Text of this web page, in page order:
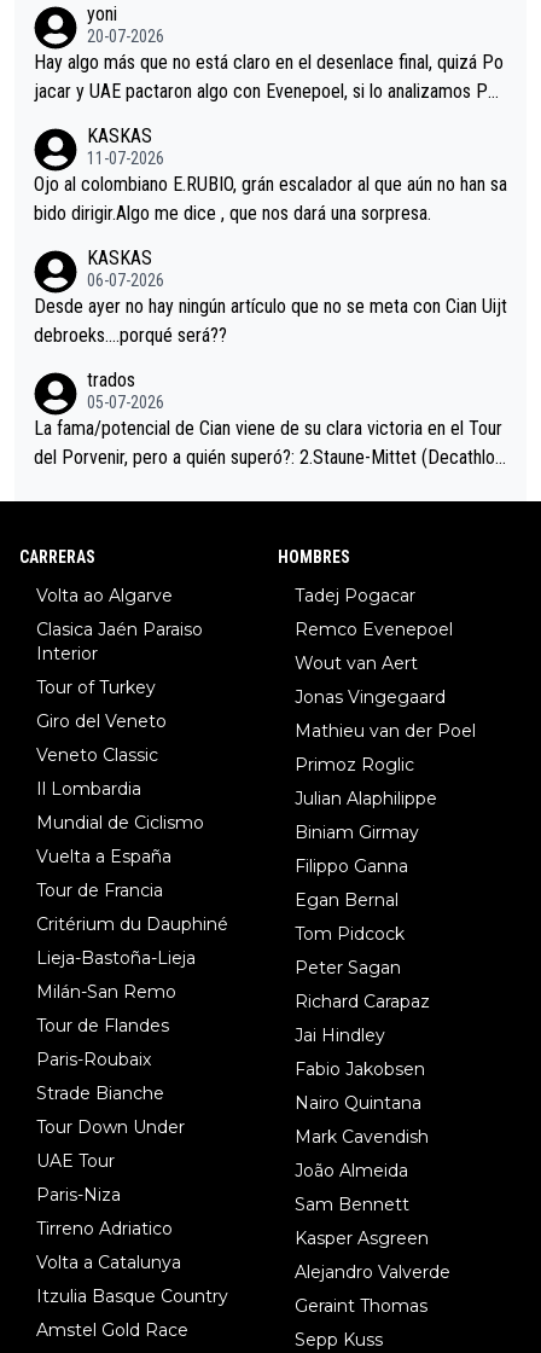
permaneció pegado a su rueda. Parecía increíble la forma en l
a que era capaz de controlar el miedo", recordó."
yoni
20-07-2026
Hay algo más que no está claro en el desenlace final, quizá Po
jacar y UAE pactaron algo con Evenepoel, si lo analizamos Poj
i sin pedalear, luego está el saludo con Evenepoel dándose la
mano de una manera muy fraternal, más allá de los típicos toqu
es en el hombro con que saludaba a Vingegard. Ahí hubo una in
eta, a ver si por querer poner a Del Toro con calzador en posi
ción de podio UAE y Pojacar se van complicar el tour.
KASKAS
11-07-2026
Ojo al colombiano E.RUBIO, grán escalador al que aún no han sa
bido dirigir.Algo me dice , que nos dará una sorpresa.
KASKAS
06-07-2026
Desde ayer no hay ningún artículo que no se meta con Cian Uijt
debroeks….porqué será??
trados
05-07-2026
La fama/potencial de Cian viene de su clara victoria en el Tour
del Porvenir, pero a quién superó?: 2.Staune-Mittet (Decathlon,
8.Lenny Martinez (Bahrein), 9. Van Belle (Visma), 10. Vacek (Li
CARRERAS
Volta ao Algarve
Clasica Jaén Paraiso
Interior
Tour of Turkey
Giro del Veneto
Veneto Classic
Il Lombardia
Mundial de Ciclismo
Vuelta a España
Tour de Francia
Critérium du Dauphiné
Lieja-Bastoña-Lieja
Milán-San Remo
Tour de Flandes
Paris-Roubaix
Strade Bianche
Tour Down Under
UAE Tour
Paris-Niza
Tirreno Adriatico
Volta a Catalunya
Itzulia Basque Country
Amstel Gold Race
HOMBRES
Tadej Pogacar
Remco Evenepoel
Wout van Aert
Jonas Vingegaard
Mathieu van der Poel
Primoz Roglic
Julian Alaphilippe
Biniam Girmay
Filippo Ganna
Egan Bernal
Tom Pidcock
Peter Sagan
Richard Carapaz
Jai Hindley
Fabio Jakobsen
Nairo Quintana
Mark Cavendish
João Almeida
Sam Bennett
Kasper Asgreen
Alejandro Valverde
Geraint Thomas
Sepp Kuss